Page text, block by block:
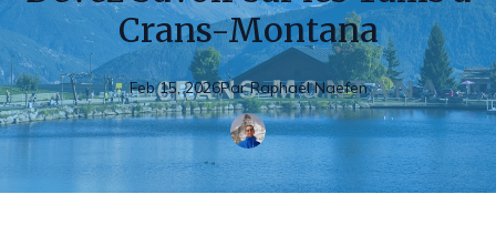
Crans-Montana
Feb 15, 2026Par Raphaël Naefen